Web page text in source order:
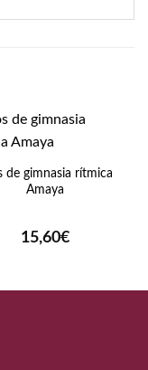
de gimnasia rítmica
Amaya
15,60€